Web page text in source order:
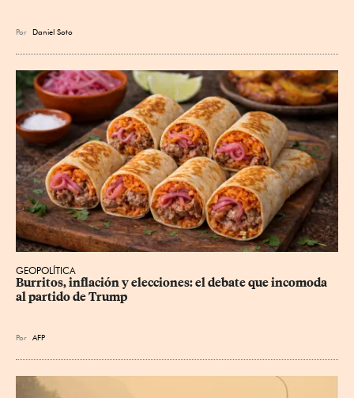
Por Daniel Soto
GEOPOLÍTICA
Burritos, inflación y elecciones: el debate que incomoda
al partido de Trump
Por AFP